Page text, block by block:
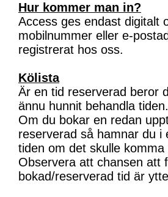
Hur kommer man in?
Access ges endast digitalt
mobilnummer eller e-
registrerat hos oss.
Kölista
Är en tid reserverad beror
ännu hunnit behandla tiden.
Om du bokar en redan
reserverad så hamnar du i
tiden om det skulle komma
Observera att chansen att
bokad/reserverad tid är